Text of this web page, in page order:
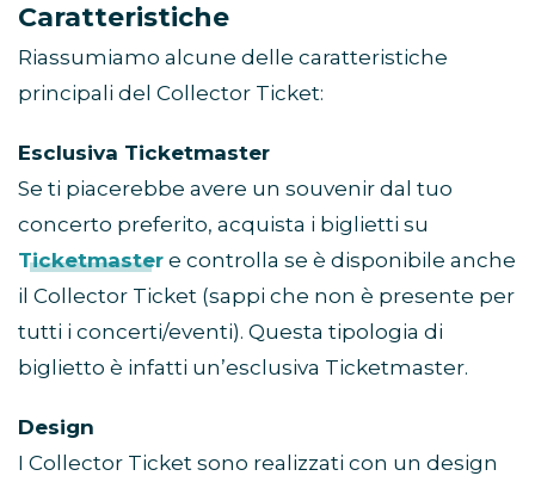
Caratteristiche
Riassumiamo alcune delle caratteristiche
principali del Collector Ticket:
Esclusiva Ticketmaster
Se ti piacerebbe avere un souvenir dal tuo
concerto preferito, acquista i biglietti su
Ticketmaster e controlla se è disponibile anche
il Collector Ticket (sappi che non è presente per
tutti i concerti/eventi). Questa tipologia di
biglietto è infatti un’esclusiva Ticketmaster.
Design
I Collector Ticket sono realizzati con un design